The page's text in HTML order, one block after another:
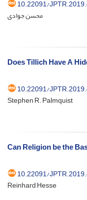
10.22091/
محسن جوادی
Does Tillich Have A
10.22091/
Stephen R. Palmquist
Can Religion be the
10.22091/
Reinhard Hesse